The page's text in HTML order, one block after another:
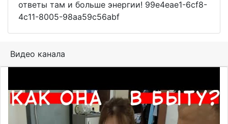
ответы там и больше энергии! 99e4eae1-6cf8-
4c11-8005-98aa59c56abf
Видео канала